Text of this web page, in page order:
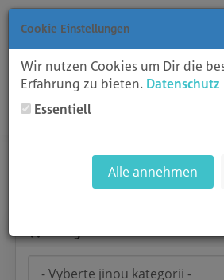
Přehled &
Cookie Einstellungen
Wir nutzen Cookies um Dir die
Erfahrung zu bieten. Datenschutz
Essentiell
Alle annehmen